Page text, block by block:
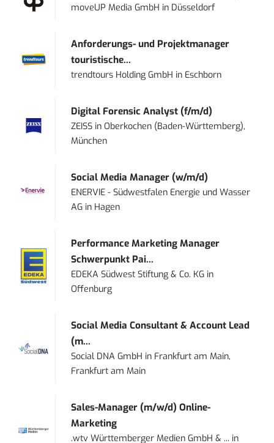
moveUP Media GmbH in Düsseldorf
Anforderungs- und Projektmanager
touristische...
trendtours Holding GmbH in Eschborn
Digital Forensic Analyst (f/m/d)
ZEISS inOberkochen (Baden-Württemberg),
München
Social Media Manager (w/m/d)
ENERVIE - Südwestfalen Energie und Wasser
AG in Hagen
Performance Marketing Manager
Schwerpunkt Pai...
EDEKA Südwest Stiftung & Co. KG in
Offenburg
Social Media Consultant & Account Lead
(m...
Social DNA GmbH in Frankfurt am Main,
Frankfurt am Main
Sales-Manager (m/w/d) Online-
Marketing
.wtv Württemberger Medien GmbH & ... in